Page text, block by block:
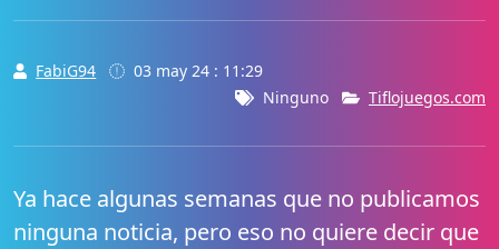
FabiG94
03 may 24 : 11:29
Ninguno
Tiflojuegos.com
Ya hace algunas semanas que no publicamos
ninguna noticia, pero eso no quiere decir que